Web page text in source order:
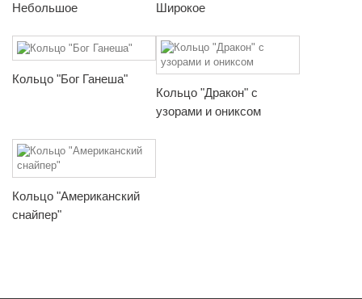
Небольшое
Широкое
Кольцо "Бог Ганеша"
Кольцо "Дракон" с
узорами и ониксом
Кольцо "Американский
снайпер"